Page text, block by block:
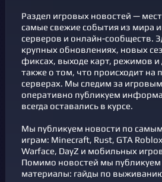
Раздел игровых новостей —
самые свежие события из мира
серверов и онлайн-сообществ.
крупных обновлениях, новых
фикcах, выходе карт, режимов и
также о том, что происходит на
серверах. Мы следим за
оперативно публикуем
всегда оставались в курсе.
Мы публикуем новости по
играм: Minecraft, Rust, GTA
Warface, DayZ и мобильных
Помимо новостей мы
материалы: гайды по